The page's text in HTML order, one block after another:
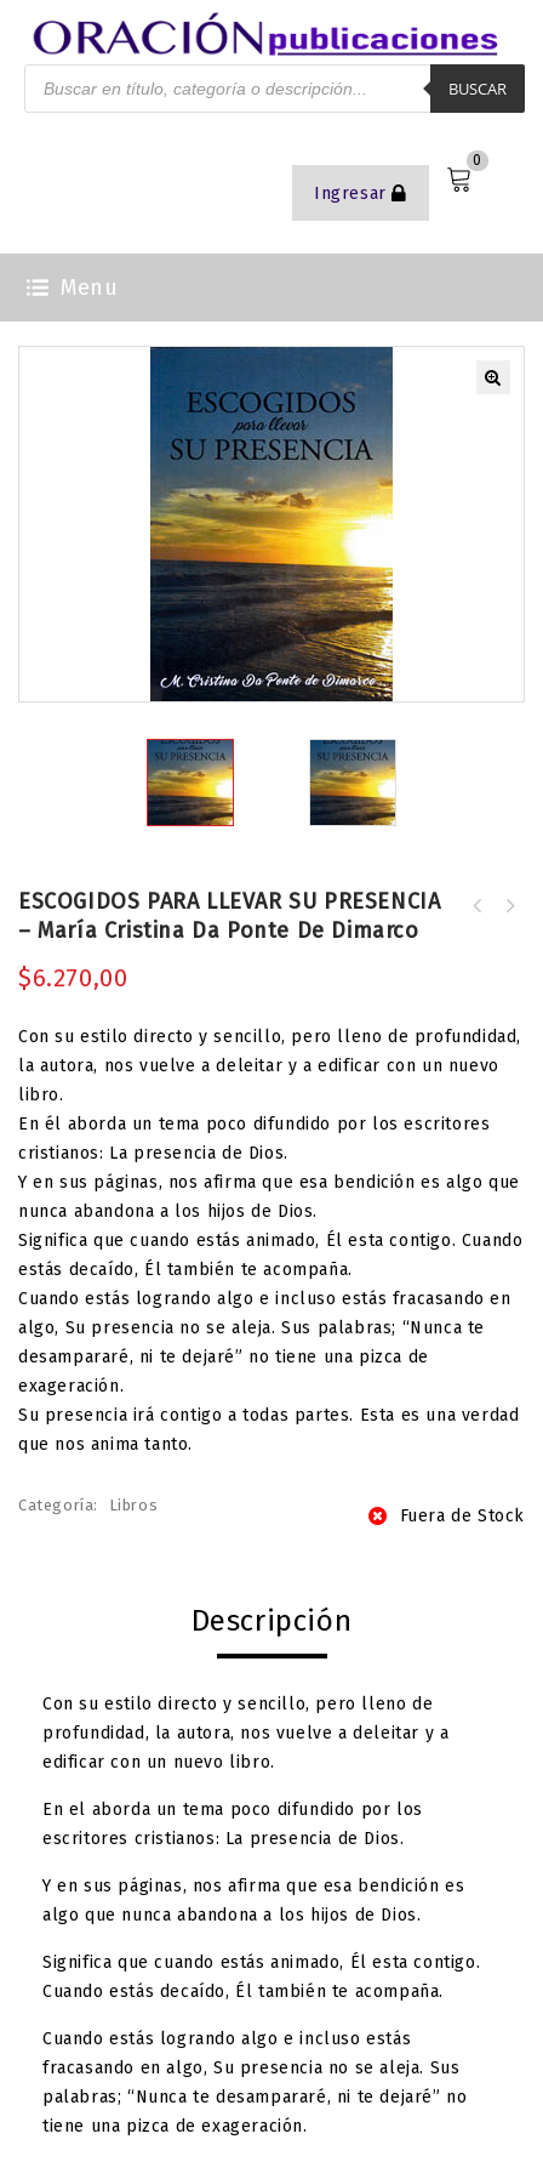
Ingresar
0
BUSCAR
Menu
ESCOGIDOS PARA LLEVAR SU PRESENCIA
– María Cristina Da Ponte De Dimarco
$6.270,00
Con su estilo directo y sencillo, pero lleno de profundidad,
la autora, nos vuelve a deleitar y a edificar con un nuevo
libro.
En él aborda un tema poco difundido por los escritores
cristianos: La presencia de Dios.
Y en sus páginas, nos afirma que esa bendición es algo que
nunca abandona a los hijos de Dios.
Significa que cuando estás animado, Él esta contigo. Cuando
estás decaído, Él también te acompaña.
Cuando estás logrando algo e incluso estás fracasando en
algo, Su presencia no se aleja. Sus palabras; “Nunca te
desampararé, ni te dejaré” no tiene una pizca de
exageración.
Su presencia irá contigo a todas partes. Esta es una verdad
que nos anima tanto.
Fuera de Stock
Categoría: Libros
Descripción
Con su estilo directo y sencillo, pero lleno de
profundidad, la autora, nos vuelve a deleitar y a
edificar con un nuevo libro.
En el aborda un tema poco difundido por los
escritores cristianos: La presencia de Dios.
Y en sus páginas, nos afirma que esa bendición es
algo que nunca abandona a los hijos de Dios.
Significa que cuando estás animado, Él esta contigo.
Cuando estás decaído, Él también te acompaña.
Cuando estás logrando algo e incluso estás
fracasando en algo, Su presencia no se aleja. Sus
palabras; “Nunca te desampararé, ni te dejaré” no
tiene una pizca de exageración.